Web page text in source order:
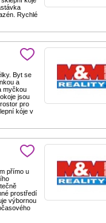
Rychlé
Byt se
a
myčkou
jsou
pro
kóje v
přímo u
prostředí
výbornou